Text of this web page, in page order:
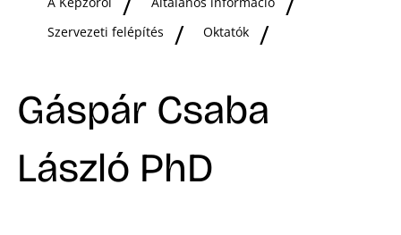
Szervezeti felépítés
Oktatók
Gáspár Csaba
László PhD